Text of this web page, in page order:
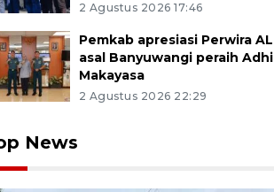
2 Agustus 2026 17:46
Pemkab apresiasi Perwira AL
asal Banyuwangi peraih Adhi
Makayasa
2 Agustus 2026 22:29
News